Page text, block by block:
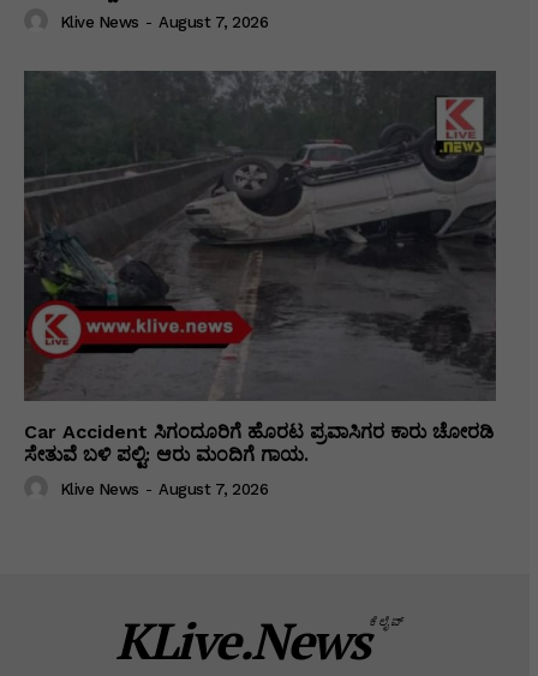
Klive News - August 7, 2026
Car Accident ಸಿಗಂದೂರಿಗೆ ಹೊರಟ ಪ್ರವಾಸಿಗರ ಕಾರು ಚೋರಡಿ
ಸೇತುವೆ ಬಳಿ ಪಲ್ಟಿ: ಆರು ಮಂದಿಗೆ ಗಾಯ.
Klive News - August 7, 2026
KLive.Newsಕೆಲೈವ್